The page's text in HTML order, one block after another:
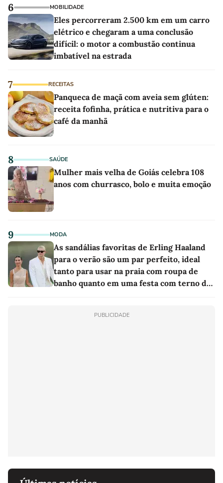
6 MOBILIDADE
Eles percorreram 2.500 km em um carro
elétrico e chegaram a uma conclusão
difícil: o motor a combustão continua
imbatível na estrada
7 RECEITAS
Panqueca de maçã com aveia sem glúten:
receita fofinha, prática e nutritiva para o
café da manhã
8 SAÚDE
Mulher mais velha de Goiás celebra 108
anos com churrasco, bolo e muita emoção
9 MODA
As sandálias favoritas de Erling Haaland
para o verão são um par perfeito, ideal
tanto para usar na praia com roupa de
banho quanto em uma festa com terno de
PUBLICIDADE